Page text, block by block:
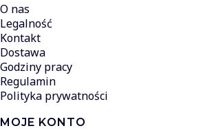
O nas
Legalność
Kontakt
Dostawa
Godziny pracy
Regulamin
Polityka prywatności
MOJE KONTO